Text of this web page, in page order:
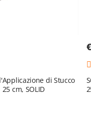
di Stucco
cm, SOLID
€